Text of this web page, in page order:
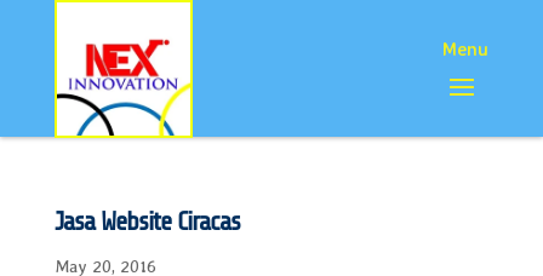
Jasa Website Ciracas
May 20, 2016